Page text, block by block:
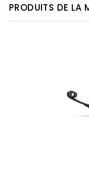
PRODUITS DE LA